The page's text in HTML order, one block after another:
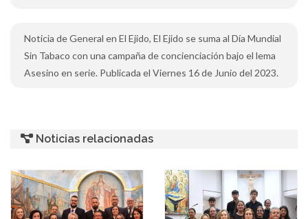
Noticia de General en El Ejido, El Ejido se suma al Día Mundial
Sin Tabaco con una campaña de concienciación bajo el lema
Asesino en serie. Publicada el Viernes 16 de Junio del 2023.
Noticias relacionadas